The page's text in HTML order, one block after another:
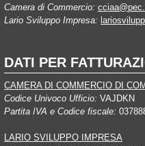
Camera di Commercio:
Lario Sviluppo Impresa:
DATI PER
CAMERA DI COMMERCIO DI
Codice Univoco Ufficio: VAJDKN
Partita IVA e Codice fiscale:
LARIO SVILUPPO IMPRESA